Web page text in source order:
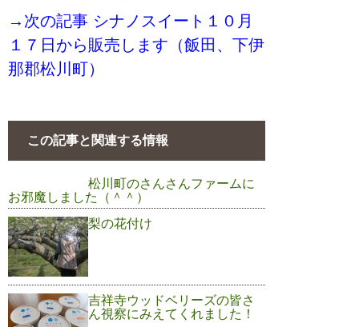
→次の記事 シナノスイート１０月
１７日から販売します（飯田、下伊
那郡松川町）
この記事と関連する情報
松川町のさんさんファームに
お邪魔しました（＾＾）
梨の花付け
吉祥寺ウッドベリーズの皆さ
ん視察にみえてくれました！